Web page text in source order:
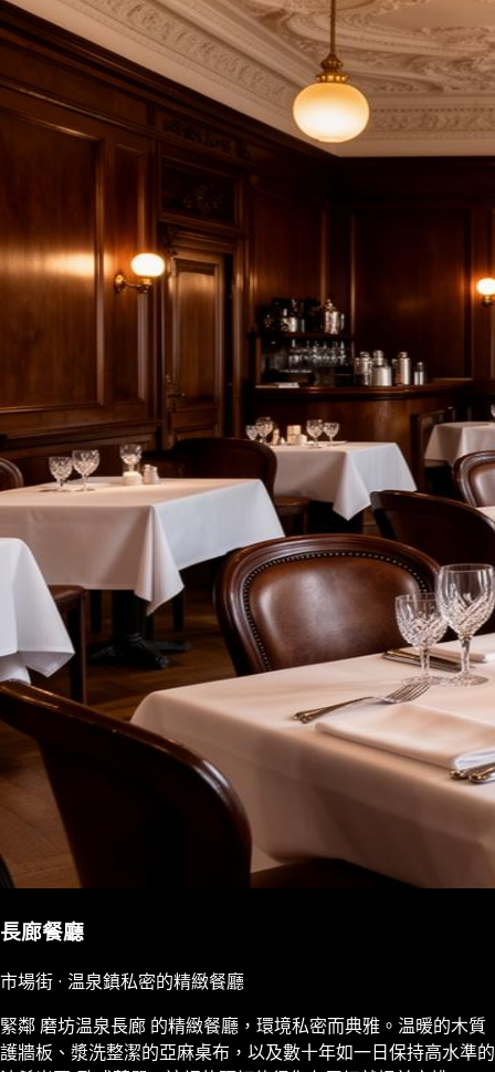
長廊餐廳
市場街 · 温泉鎮私密的精緻餐廳
緊鄰 磨坊温泉長廊 的精緻餐廳，環境私密而典雅。温暖的木質
護牆板、漿洗整潔的亞麻桌布，以及數十年如一日保持高水準的